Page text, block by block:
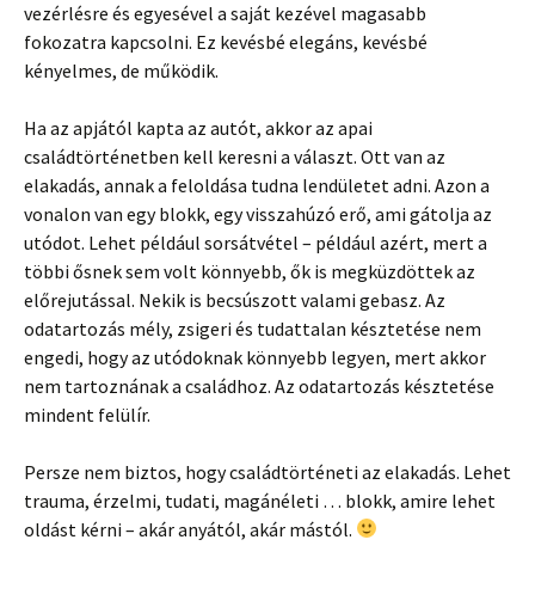
vezérlésre és egyesével a saját kezével magasabb
fokozatra kapcsolni. Ez kevésbé elegáns, kevésbé
kényelmes, de működik.
Ha az apjától kapta az autót, akkor az apai
családtörténetben kell keresni a választ. Ott van az
elakadás, annak a feloldása tudna lendületet adni. Azon a
vonalon van egy blokk, egy visszahúzó erő, ami gátolja az
utódot. Lehet például sorsátvétel – például azért, mert a
többi ősnek sem volt könnyebb, ők is megküzdöttek az
előrejutással. Nekik is becsúszott valami gebasz. Az
odatartozás mély, zsigeri és tudattalan késztetése nem
engedi, hogy az utódoknak könnyebb legyen, mert akkor
nem tartoznának a családhoz. Az odatartozás késztetése
mindent felülír.
Persze nem biztos, hogy családtörténeti az elakadás. Lehet
trauma, érzelmi, tudati, magánéleti … blokk, amire lehet
oldást kérni – akár anyától, akár mástól.